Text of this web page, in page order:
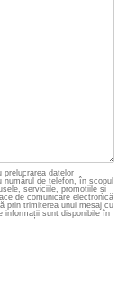
prelucrarea datelor
de telefon, în scopul
serviciile, promoțiile și
de comunicare electronică
prin trimiterea unui mesaj cu
informații sunt disponibile în